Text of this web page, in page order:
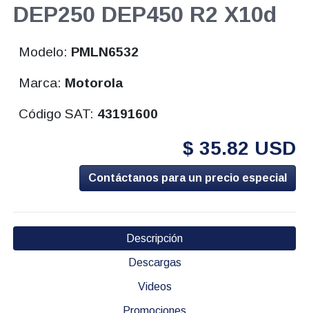
DEP250 DEP450 R2 X10d
Modelo: PMLN6532
Marca: Motorola
Código SAT: 43191600
$ 35.82 USD
Contáctanos para un precio especial
Descripción
Descargas
Videos